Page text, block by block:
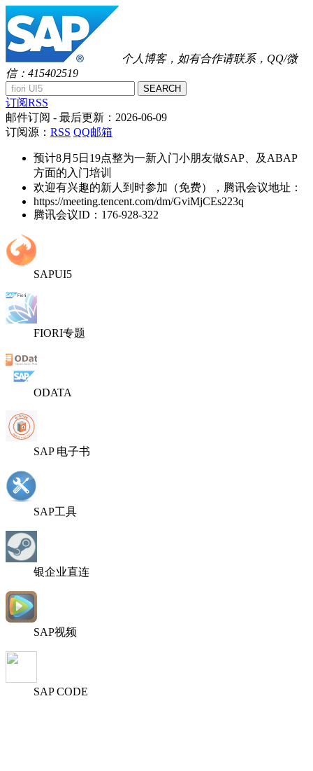
个人博客，如有合作请联系，QQ/微
信：415402519
SEARCH
订阅RSS
邮件订阅 - 最后更新： 2026-06-09
订阅源： RSS QQ邮箱
预计8月5日19点整为一新入门小朋友做SAP、及ABAP
方面的入门培训
欢迎有兴趣的新人到时参加（免费），腾讯会议地址：
https://meeting.tencent.com/dm/GviMjCEs223q
腾讯会议ID：176-928-322
SAPUI5
FIORI专题
ODATA
SAP 电子书
SAP工具
银企业直连
SAP视频
SAP CODE